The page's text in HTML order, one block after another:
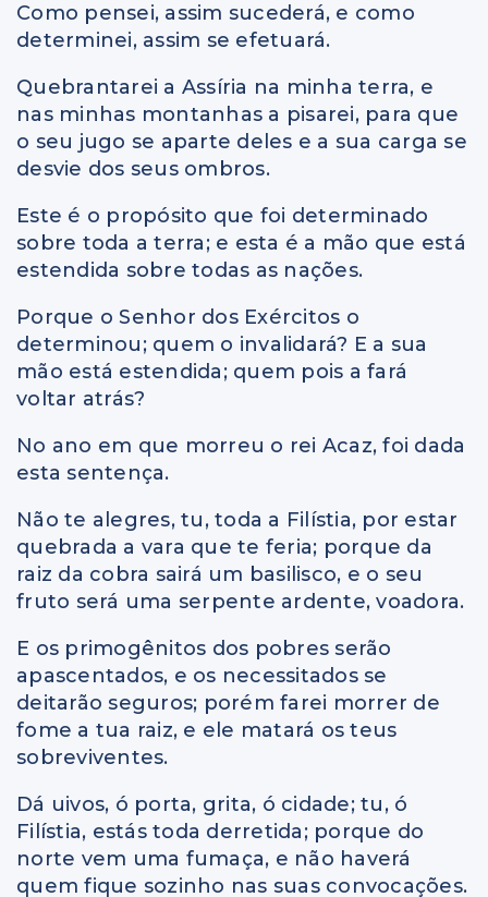
Como pensei, assim sucederá, e como
determinei, assim se efetuará.
Quebrantarei a Assíria na minha terra, e
nas minhas montanhas a pisarei, para que
o seu jugo se aparte deles e a sua carga se
desvie dos seus ombros.
Este é o propósito que foi determinado
sobre toda a terra; e esta é a mão que está
estendida sobre todas as nações.
Porque o Senhor dos Exércitos o
determinou; quem o invalidará? E a sua
mão está estendida; quem pois a fará
voltar atrás?
No ano em que morreu o rei Acaz, foi dada
esta sentença.
Não te alegres, tu, toda a Filístia, por estar
quebrada a vara que te feria; porque da
raiz da cobra sairá um basilisco, e o seu
fruto será uma serpente ardente, voadora.
E os primogênitos dos pobres serão
apascentados, e os necessitados se
deitarão seguros; porém farei morrer de
fome a tua raiz, e ele matará os teus
sobreviventes.
Dá uivos, ó porta, grita, ó cidade; tu, ó
Filístia, estás toda derretida; porque do
norte vem uma fumaça, e não haverá
quem fique sozinho nas suas convocações.